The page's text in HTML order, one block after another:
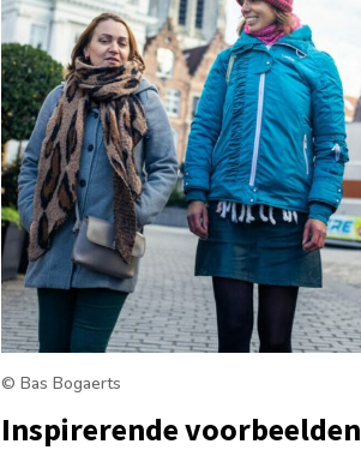
© Bas Bogaerts
Inspirerende voorbeelden